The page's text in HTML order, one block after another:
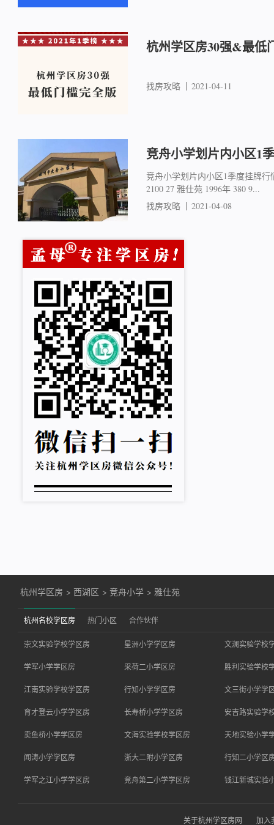
杭州学区房30强&最低
找房攻略 2021-04-11
竞舟小学划片内小区1
竞舟小学划片内小区1季度挂牌
2100 27 雅仕苑 1996年 380 9...
找房攻略
2021-04-08
杭州学区房 > 西湖区 >竞舟小学 > 雅仕苑
杭州名校学区房 热门小区 合作伙伴
崇文实验学校学区房 星洲小学学区房 文澜实验学校
学军小学学区房 采荷二小学区房 胜利实验学校
江南实验学校学区房 行知小学学区房 文三街小学学
育才登云小学学区房 长寿桥小学学区房 安吉路实验学
卖鱼桥小学学区房 文海实验学校学区房 天地实验小学
闻涛小学学区房 浙大二附小学区房 行知二小学区
学军之江小学学区房 竞舟第二小学学区房 钱江新城实验
关于杭州学区房网 加入